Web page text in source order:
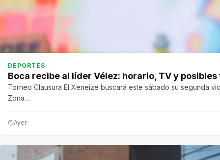
DEPORTES
Boca recibe al líder Vélez: horario, TV y
Torneo Clausura El Xeneize buscará este sábado su segunda
Zona…
Ayer